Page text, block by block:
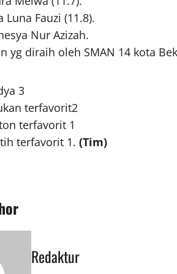
Luna Fauzi (11.8).
Nur Azizah.
yg diraih oleh SMAN 14 kota
3
terfavorit2
terfavorit 1
terfavorit 1. (Tim)
Redaktur